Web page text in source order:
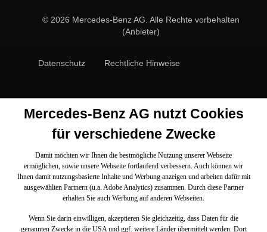
© 2026 Mercedes-Benz AG. Alle Rechte vorbehalten
(Anbieter)
Datenschutz Rechtliche Hinweise
Mercedes-Benz AG nutzt Cookies
für verschiedene Zwecke
Damit möchten wir Ihnen die bestmögliche Nutzung unserer Webseite
ermöglichen, sowie unsere Webseite fortlaufend verbessern. Auch können wir
Ihnen damit nutzungsbasierte Inhalte und Werbung anzeigen und arbeiten dafür mit
ausgewählten Partnern (u.a. Adobe Analytics) zusammen. Durch diese Partner
erhalten Sie auch Werbung auf anderen Webseiten.
Wenn Sie darin einwilligen, akzeptieren Sie gleichzeitig, dass Daten für die
genannten Zwecke in die USA und ggf. weitere Länder übermittelt werden. Dort